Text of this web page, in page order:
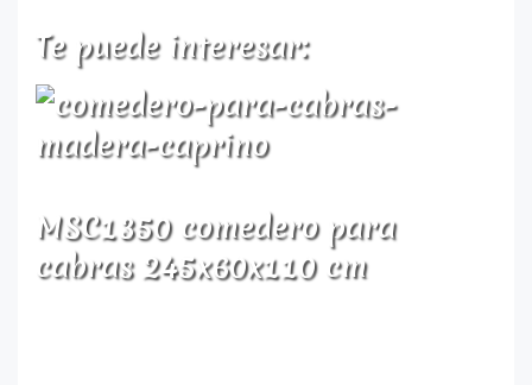
Te puede interesar:
MSC1350 comedero para
cabras 245x60x110 cm